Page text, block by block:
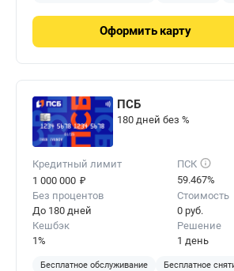
Оформить карту
ПСБ
180 дней без %
Кредитный лимит
1 000 000 ₽
ПСК
59.467%
Без процентов
До 180 дней
Стоимость
0 руб.
Кешбэк
1%
Решение
1 день
Бесплатное обслуживание Бесплатное